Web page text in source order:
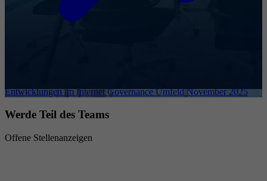
Entwicklungen im Internet Governance Umfeld November 2025
Werde Teil des Teams
Offene Stellenanzeigen